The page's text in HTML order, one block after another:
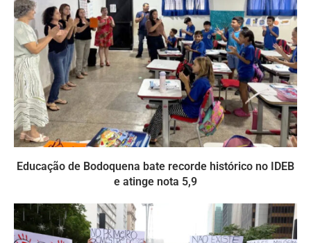
Educação de Bodoquena bate recorde histórico no IDEB
e atinge nota 5,9